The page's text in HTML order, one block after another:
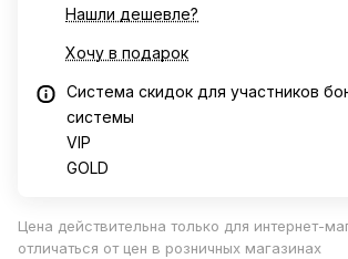
Нашли дешевле?
Хочу в подарок
Система скидок для участников
системы
VIP
GOLD
Цена действительна только для интернет-
отличаться от цен в розничных магазинах